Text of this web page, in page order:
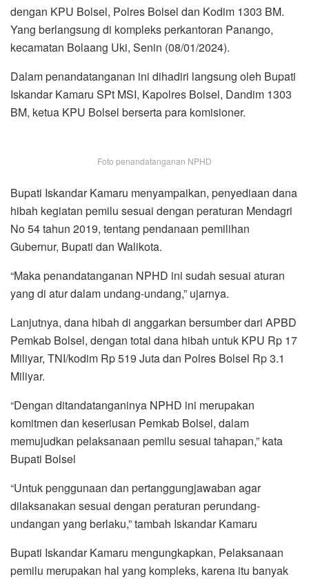
dengan KPU Bolsel, Polres Bolsel dan Kodim 1303 BM.
Yang berlangsung di kompleks perkantoran Panango,
kecamatan Bolaang Uki, Senin (08/01/2024).
Dalam penandatanganan ini dihadiri langsung oleh Bupati
Iskandar Kamaru SPt MSI, Kapolres Bolsel, Dandim 1303
BM, ketua KPU Bolsel berserta para komisioner.
Foto penandatanganan NPHD
Bupati Iskandar Kamaru menyampaikan, penyediaan dana
hibah kegiatan pemilu sesuai dengan peraturan Mendagri
No 54 tahun 2019, tentang pendanaan pemilihan
Gubernur, Bupati dan Walikota.
“Maka penandatanganan NPHD ini sudah sesuai aturan
yang di atur dalam undang-undang,” ujarnya.
Lanjutnya, dana hibah di anggarkan bersumber dari APBD
Pemkab Bolsel, dengan total dana hibah untuk KPU Rp 17
Miliyar, TNI/kodim Rp 519 Juta dan Polres Bolsel Rp 3.1
Miliyar.
“Dengan ditandatanganinya NPHD ini merupakan
komitmen dan keseriusan Pemkab Bolsel, dalam
memujudkan pelaksanaan pemilu sesuai tahapan,” kata
Bupati Bolsel
“Untuk penggunaan dan pertanggungjawaban agar
dilaksanakan sesuai dengan peraturan perundang-
undangan yang berlaku,” tambah Iskandar Kamaru
Bupati Iskandar Kamaru mengungkapkan, Pelaksanaan
pemilu merupakan hal yang kompleks, karena itu banyak